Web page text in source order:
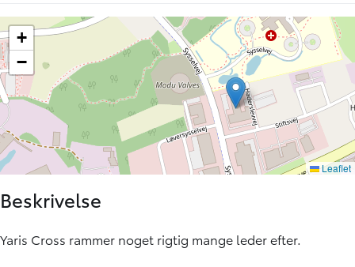
Beskrivelse
Yaris Cross rammer noget rigtig mange leder efter.